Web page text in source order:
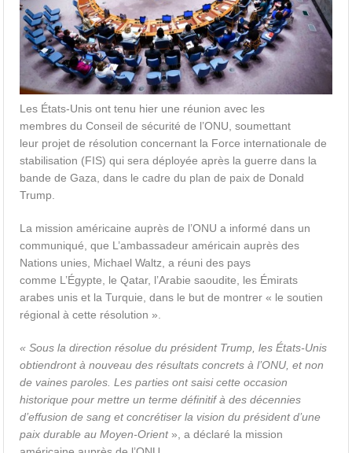
Les États-Unis ont tenu hier une réunion avec les
membresduConseil de sécurité de l’ONU, soumettant
leur projet de résolution concernant la Force internationale de
stabilisation (FIS)qui sera déployée après la guerre dans la
bande de Gaza, dans le cadre du plan de paix de Donald
Trump.
La mission américaine auprès de l’ONU a informé dans un
communiqué, que L’ambassadeur américain auprès des
Nations unies, Michael Waltz, a réuni des pays
comme L’Égypte, le Qatar, l’Arabie saoudite, les Émirats
arabes unis et la Turquie, dans le but de montrer « le soutien
régional à cette résolution ».
« Sous la direction résolue du président Trump, les États-Unis
obtiendront à nouveau des résultats concrets à l’ONU, et non
de vaines paroles. Les parties ont saisi cette occasion
historique pour mettre un terme définitif à des décennies
d’effusion de sang et concrétiser la vision du président d’une
paix durable au Moyen-Orient», a déclaré la mission